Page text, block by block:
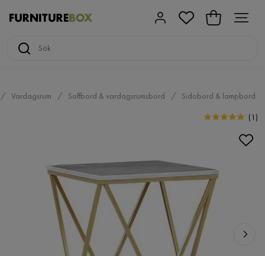
Vardagsrum Soffbord & vardagsrumsbord
Sidobord & lampbord
(1 )